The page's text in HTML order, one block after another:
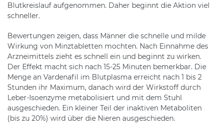
Blutkreislauf aufgenommen. Daher beginnt die Aktion viel
schneller.
Bewertungen zeigen, dass Männer die schnelle und milde
Wirkung von Minztabletten mochten. Nach Einnahme des
Arzneimittels zieht es schnell ein und beginnt zu wirken.
Der Effekt macht sich nach 15-25 Minuten bemerkbar. Die
Menge an Vardenafil im Blutplasma erreicht nach 1 bis 2
Stunden ihr Maximum, danach wird der Wirkstoff durch
Leber-Isoenzyme metabolisiert und mit dem Stuhl
ausgeschieden. Ein kleiner Teil der inaktiven Metaboliten
(bis zu 20%) wird über die Nieren ausgeschieden.